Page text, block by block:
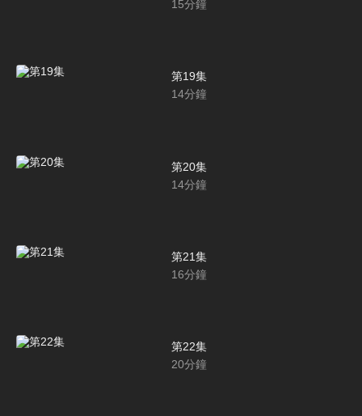
15分鐘
第19集
14分鐘
第20集
14分鐘
第21集
16分鐘
第22集
20分鐘